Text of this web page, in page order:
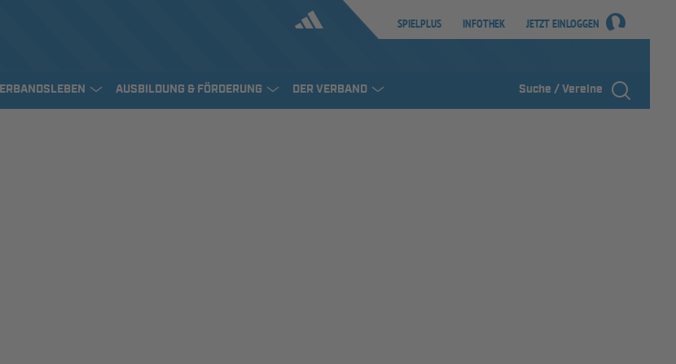
SPIELPLUS INFOTHEK JETZT EINLOGGEN
AUSBILDUNG & FÖRDERUNG DER VERBAND Suche / Vereine